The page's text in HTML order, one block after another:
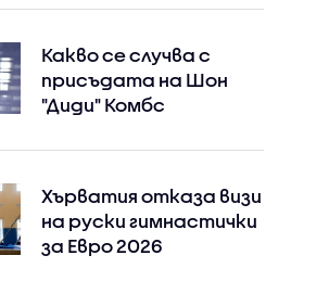
Какво се случва с
присъдата на Шон
"Диди" Комбс
Хърватия отказа визи
на руски гимнастички
за Евро 2026